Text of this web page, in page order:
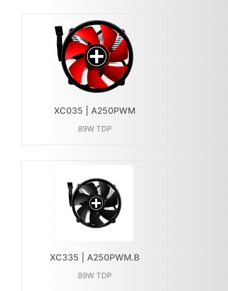
XC035 | A250PWM
89W TDP
XC335 | A250PWM.B
89W TDP